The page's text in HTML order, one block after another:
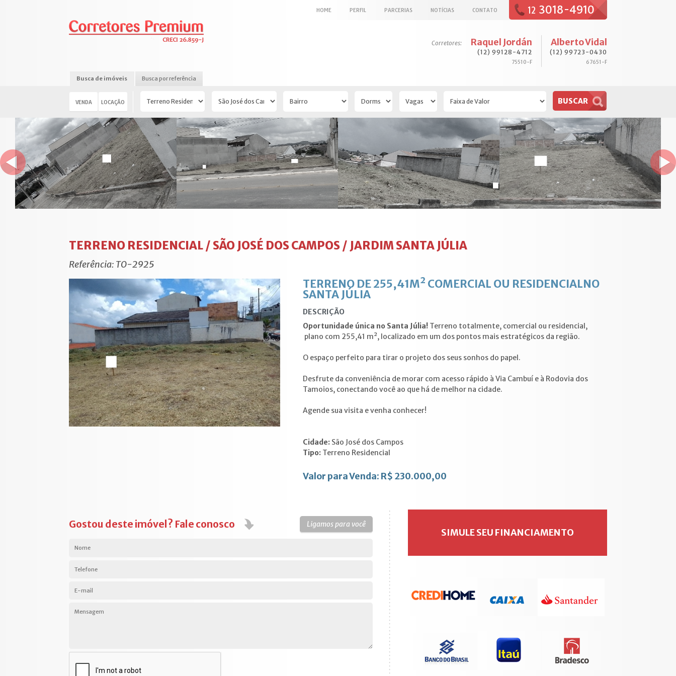
12 3018-4910
HOME PERFIL PARCERIAS NOTÍCIAS CONTATO
Corretores: Raquel Jordán
(12) 99128-4712
75510-F
Alberto Vidal
(12) 99723-0430
67651-F
Busca de imóveis Busca por referência
VENDA LOCAÇÃO
TERRENO RESIDENCIAL / SÃO JOSÉ DOS CAMPOS / JARDIM SANTA JÚLIA
Referência: TO-2925
TERRENO DE 255,41M² COMERCIAL OU RESIDENCIALNO
SANTA JÚLIA
DESCRIÇÃO
Oportunidade única no Santa Júlia! Terreno totalmente, comercial ou residencial,
plano com 255,41 m², localizado em um dos pontos mais estratégicos da região.
O espaço perfeito para tirar o projeto dos seus sonhos do papel.
Desfrute da conveniência de morar com acesso rápido à Via Cambuí e à Rodovia dos
Tamoios, conectando você ao que há de melhor na cidade.
Agende sua visita e venha conhecer!
Cidade: São José dos Campos
Tipo: Terreno Residencial
Valor para Venda: R$ 230.000,00
Ligamos para você
Gostou deste imóvel? Fale conosco
SIMULE SEU FINANCIAMENTO